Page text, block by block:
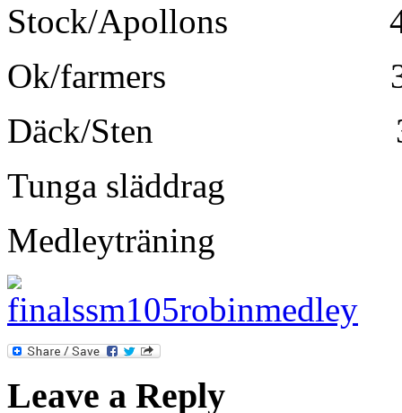
Stock/Apollons
Ok/farmers 3 set
Däck/Sten
Tunga släddrag
Medleyträning
Leave a Reply